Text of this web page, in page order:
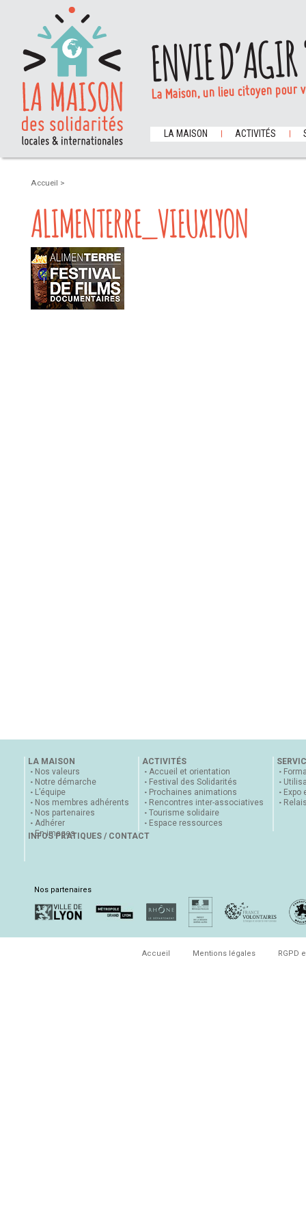
ENVIE
La Maison, un lieu citoyen
LA MAISON ACTIVITÉS
Accueil >
ALIMENTERRE_VIEUXLYON
LA MAISON
Nos valeurs
Notre démarche
L’équipe
Nos membres adhérents
Nos partenaires
Adhérer
En images
ACTIVITÉS
Accueil et orientation
Festival des Solidarités
Prochaines animations
Rencontres inter-associatives
Tourisme solidaire
Espace ressources
Expo
INFOS PRATIQUES / CONTACT
Nos partenaires
Accueil Mentions légales RGPD